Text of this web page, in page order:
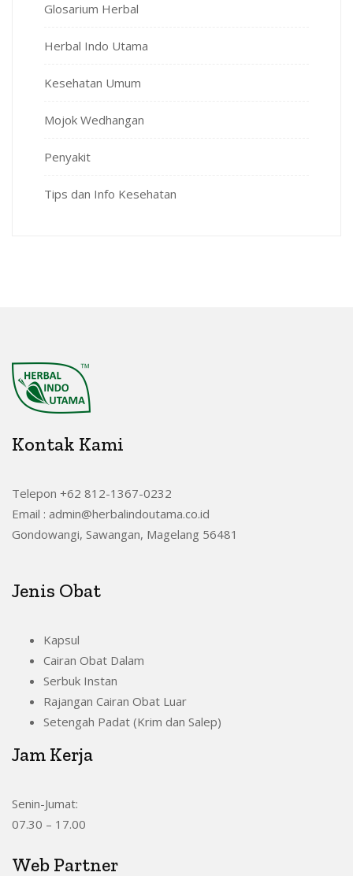
Glosarium Herbal
Herbal Indo Utama
Kesehatan Umum
Mojok Wedhangan
Penyakit
Tips dan Info Kesehatan
Kontak Kami
Telepon +62 812-1367-0232
Email : admin@herbalindoutama.co.id
Gondowangi, Sawangan, Magelang 56481
Jenis Obat
Kapsul
Cairan Obat Dalam
Serbuk Instan
Rajangan Cairan Obat Luar
Setengah Padat (Krim dan Salep)
Jam Kerja
Senin-Jumat:
07.30 – 17.00
Web Partner